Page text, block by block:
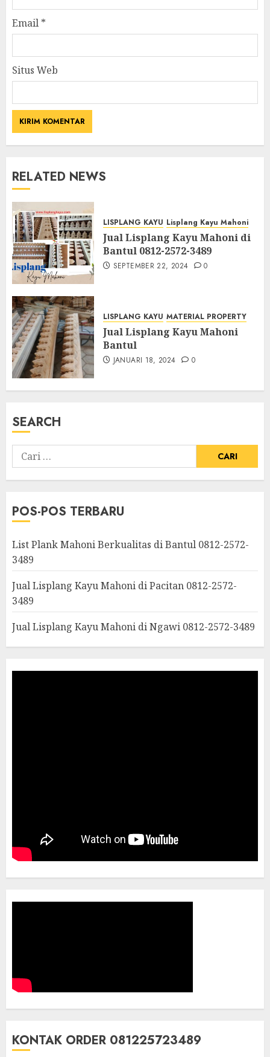
Email *
Situs Web
RELATED NEWS
LISPLANG KAYU Lisplang Kayu Mahoni
Jual Lisplang Kayu Mahoni di
Bantul 0812-2572-3489
SEPTEMBER 22, 2024 0
LISPLANG KAYU MATERIAL PROPERTY
Jual Lisplang Kayu Mahoni
Bantul
JANUARI 18, 2024 0
SEARCH
POS-POS TERBARU
List Plank Mahoni Berkualitas di Bantul 0812-2572-
3489
Jual Lisplang Kayu Mahoni di Pacitan 0812-2572-
3489
Jual Lisplang Kayu Mahoni di Ngawi 0812-2572-3489
KONTAK ORDER 081225723489